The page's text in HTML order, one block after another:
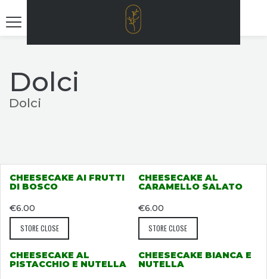
Dolci
Dolci
CHEESECAKE AI FRUTTI
DI BOSCO
€6.00
STORE CLOSE
CHEESECAKE AL
CARAMELLO SALATO
€6.00
STORE CLOSE
CHEESECAKE AL
PISTACCHIO E NUTELLA
CHEESECAKE BIANCA E
NUTELLA